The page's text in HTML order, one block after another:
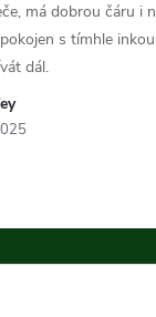
má dobrou čáru i
s tímhle
dál.